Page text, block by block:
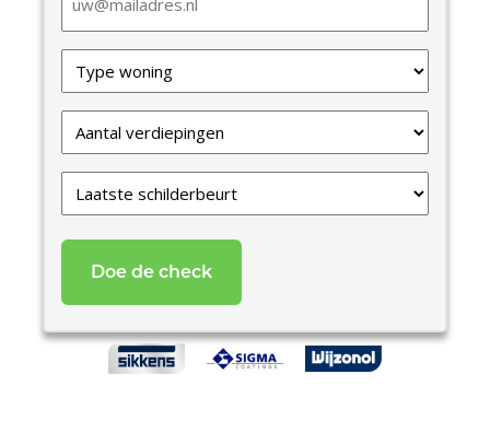
van
uw
woning
*
Verdiepingen
schilderbeurt